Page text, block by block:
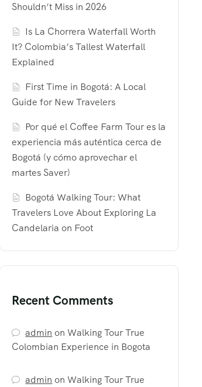
Shouldn’t Miss in 2026
Is La Chorrera Waterfall Worth
It? Colombia’s Tallest Waterfall
Explained
First Time in Bogotá: A Local
Guide for New Travelers
Por qué el Coffee Farm Tour es la
experiencia más auténtica cerca de
Bogotá (y cómo aprovechar el
martes Saver)
Bogotá Walking Tour: What
Travelers Love About Exploring La
Candelaria on Foot
Recent Comments
admin onWalking Tour True
Colombian Experience in Bogota
admin onWalking Tour True